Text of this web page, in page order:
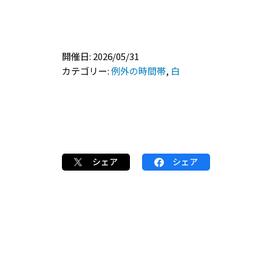
開催日: 2026/05/31
カテゴリー:例外の時間帯, 白
シェア シェア